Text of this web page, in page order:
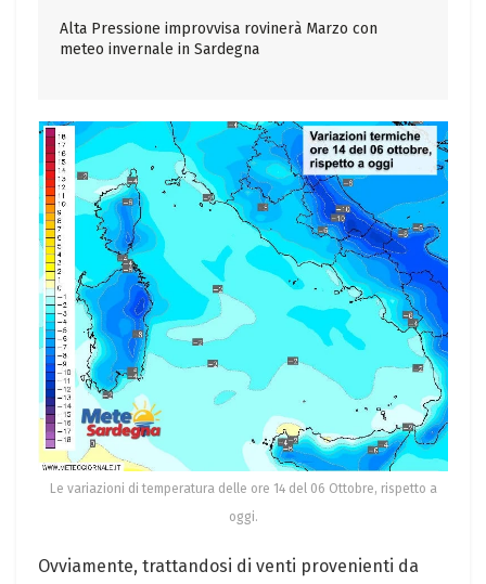
Alta Pressione improvvisa rovinerà Marzo con
meteo invernale in Sardegna
Le variazioni di temperatura delle ore 14 del 06 Ottobre, rispetto a
oggi.
Ovviamente, trattandosi di venti provenienti da